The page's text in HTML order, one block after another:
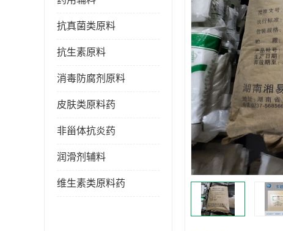
抗真菌类原料
抗生素原料
消毒防腐剂原料
皮肤类原料药
非甾体抗炎药
润滑剂辅料
维生素类原料药